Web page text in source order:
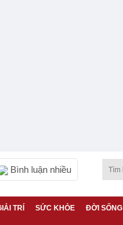
Bình luận nhiều
TRÍ SỨC KHỎE ĐỜI SỐNG